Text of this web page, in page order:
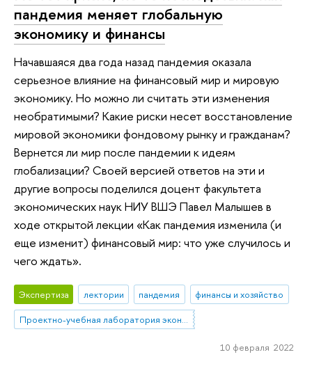
пандемия меняет глобальную
экономику и финансы
Начавшаяся два года назад пандемия оказала
серьезное влияние на финансовый мир и мировую
экономику. Но можно ли считать эти изменения
необратимыми? Какие риски несет восстановление
мировой экономики фондовому рынку и гражданам?
Вернется ли мир после пандемии к идеям
глобализации? Своей версией ответов на эти и
другие вопросы поделился доцент факультета
экономических наук НИУ ВШЭ Павел Малышев в
ходе открытой лекции «Как пандемия изменила (и
еще изменит) финансовый мир: что уже случилось и
чего ждать».
Экспертиза лектории пандемия
финансы и хозяйство
Проектно-учебная лаборатория экономической журналистики
10 февраля 2022